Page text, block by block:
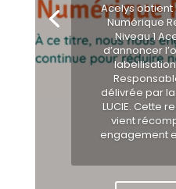
Acelys
Numérique
Niveau 1
d’annoncer
délivrée par
LUCIE. Cette
vient
engagement